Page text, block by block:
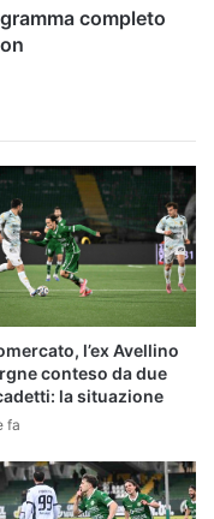
completo
l’ex Avellino
conteso da due
la situazione
fa